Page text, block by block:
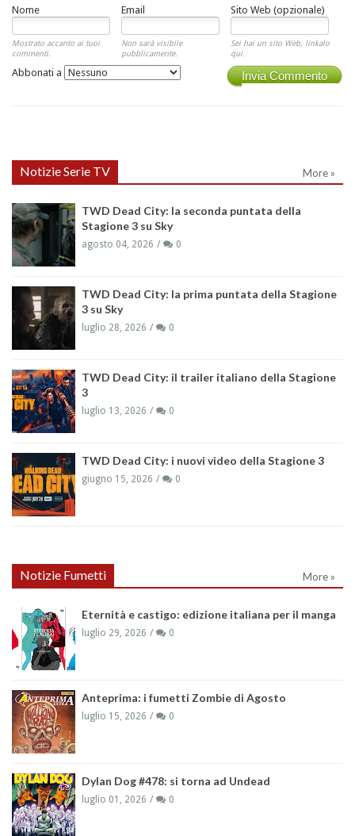
Nome Email Sito Web (opzionale)
Mostrato accanto ai tuoi
commenti.
Non sarà visibile
pubblicamente.
Sei hai un sito Web, linkalo
qui.
Invia Commento
Abbonati a
Notizie Serie TV More »
TWD Dead City: la seconda puntata della
Stagione 3 su Sky
agosto 04, 2026 0
TWD Dead City: la prima puntata della Stagione
3 su Sky
luglio 28, 2026 0
TWD Dead City: il trailer italiano della Stagione
3
luglio 13, 2026 0
TWD Dead City: i nuovi video della Stagione 3
giugno 15, 2026 0
Notizie Fumetti More »
Eternità e castigo: edizione italiana per il manga
luglio 29, 2026 0
Anteprima: i fumetti Zombie di Agosto
luglio 15, 2026 0
Dylan Dog #478: si torna ad Undead
luglio 01, 2026 0